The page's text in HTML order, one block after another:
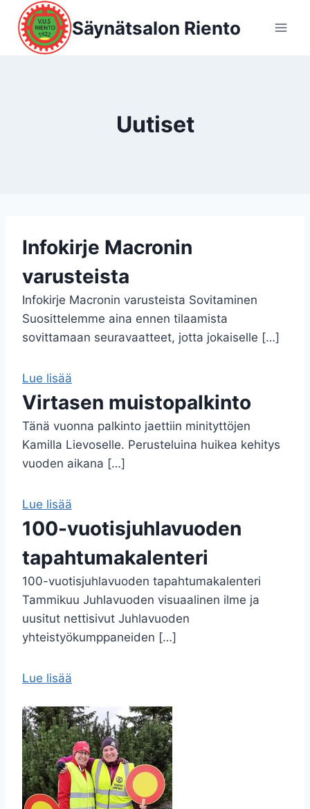
Siirry
sisältöön
Säynätsalon Riento
Uutiset
Infokirje Macronin
varusteista
Infokirje Macronin varusteista Sovitaminen
Suosittelemme aina ennen tilaamista
sovittamaan seuravaatteet, jotta jokaiselle […]
Lue lisää
Virtasen muistopalkinto
Tänä vuonna palkinto jaettiin minityttöjen
Kamilla Lievoselle. Perusteluina huikea kehitys
vuoden aikana […]
Lue lisää
100-vuotisjuhlavuoden
tapahtumakalenteri
100-vuotisjuhlavuoden tapahtumakalenteri
Tammikuu Juhlavuoden visuaalinen ilme ja
uusitut nettisivut Juhlavuoden
yhteistyökumppaneiden […]
Lue lisää